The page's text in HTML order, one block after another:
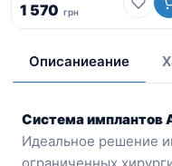
1 570 грн
Описаниеание
Система
Идеальное решение